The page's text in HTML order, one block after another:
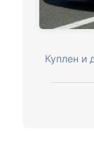
Куплен и